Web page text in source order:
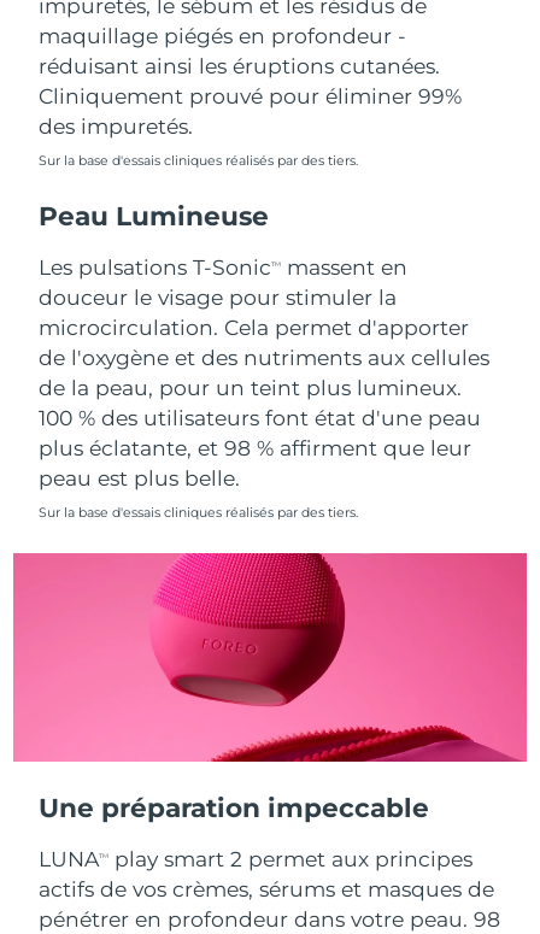
impuretés, le sébum et les résidus de
maquillage piégés en profondeur -
réduisant ainsi les éruptions cutanées.
Cliniquement prouvé pour éliminer 99%
des impuretés.
Sur la base d'essais cliniques réalisés par des tiers.
Peau Lumineuse
Les pulsations T-SonicTM
massent en
douceur le visage pour stimuler la
microcirculation. Cela permet d'apporter
de l'oxygène et des nutriments aux cellules
de la peau, pour un teint plus lumineux.
100 % des utilisateurs font état d'une peau
plus éclatante, et 98 % affirment que leur
peau est plus belle.
Sur la base d'essais cliniques réalisés par des tiers.
Une préparation impeccable
LUNATM
play smart 2 permet aux principes
actifs de vos crèmes, sérums et masques de
pénétrer en profondeur dans votre peau. 98
Singapour Livraison estimée
Slovaquie Livraison estimée
Slovénie
Espagne Livraison estimée
Suède Livraison estimée 8/8/26
Suisse Livraison estimée8/8/26
Taïwan
Livraison estimée
Émirats arabes unis Livraison estimée
États-Unis Livraison estimée8/9/26
Ouzbékistan Livraison estimée
Viêt Nam Livraison estimée8/14/26